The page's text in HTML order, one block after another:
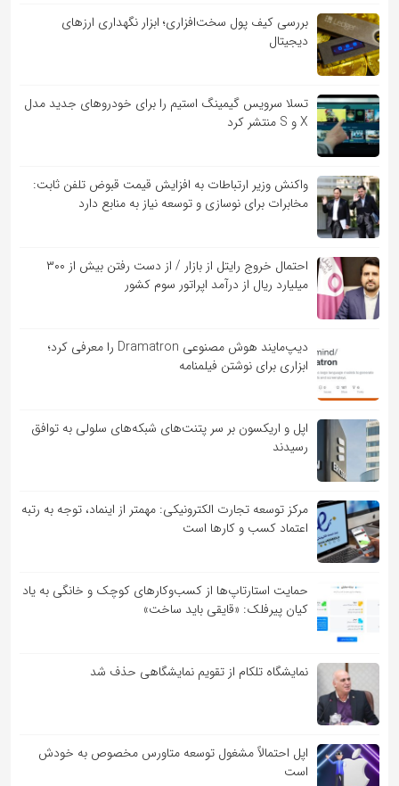
بررسی کیف‌ پول سخت‌افزاری؛ ابزار نگهداری ارزهای
دیجیتال
تسلا سرویس گیمینگ استیم را برای خودروهای جدید مدل
X و S منتشر کرد
واکنش وزیر ارتباطات به افزایش قیمت قبوض تلفن ثابت:
مخابرات برای نوسازی و توسعه نیاز به منابع دارد
احتمال خروج رایتل از بازار / از دست رفتن بیش از ۳۰۰
میلیارد ریال از درآمد اپراتور سوم کشور
دیپ‌مایند هوش مصنوعی Dramatron را معرفی کرد؛
ابزاری برای نوشتن فیلمنامه
اپل و اریکسون بر سر پتنت‌های شبکه‌های سلولی به توافق
رسیدند
مرکز توسعه تجارت الکترونیکی: مهمتر از اینماد، توجه به رتبه
اعتماد کسب و کارها است
حمایت استارتاپ‌ها از کسب‌وکارهای کوچک و خانگی به یاد
کیان پیرفلک: «قایقی باید ساخت»
نمایشگاه تلکام از تقویم نمایشگاهی حذف شد
اپل احتمالاً مشغول توسعه متاورس مخصوص به خودش
است